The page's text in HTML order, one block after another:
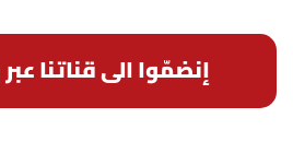
إنضمّوا الى قناتنا